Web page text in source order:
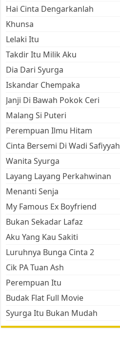
Hai Cinta Dengarkanlah
Khunsa
Lelaki Itu
Takdir Itu Milik Aku
Dia Dari Syurga
Iskandar Chempaka
Janji Di Bawah Pokok Ceri
Malang Si Puteri
Perempuan Ilmu Hitam
Cinta Bersemi Di Wadi Safiyyah
Wanita Syurga
Layang Layang Perkahwinan
Menanti Senja
My Famous Ex Boyfriend
Bukan Sekadar Lafaz
Aku Yang Kau Sakiti
Luruhnya Bunga Cinta 2
Cik PA Tuan Ash
Perempuan Itu
Budak Flat Full Movie
Syurga Itu Bukan Mudah